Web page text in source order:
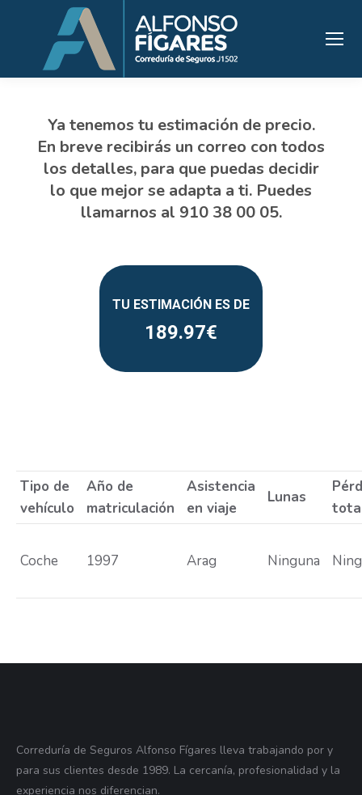
189.97
Tipo de
vehículo
Año de
matriculación
Asistencia
en viaje
Lunas
Coche 1997 Arag Ninguna
Correduría de Seguros Alfonso Fígares lleva trabajando por y
para sus clientes desde 1989. La cercanía, profesionalidad y la
experiencia nos diferencian.